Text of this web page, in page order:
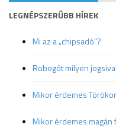
LEGNÉPSZERŰBB HÍREK
Mi az a „chipsadó”?
Robogót milyen
Mikor érdemes
Mikor érdemes